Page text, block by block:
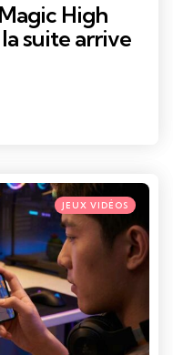
High
suite arrive
Categories
Posted
in
JEUX VIDÉOS